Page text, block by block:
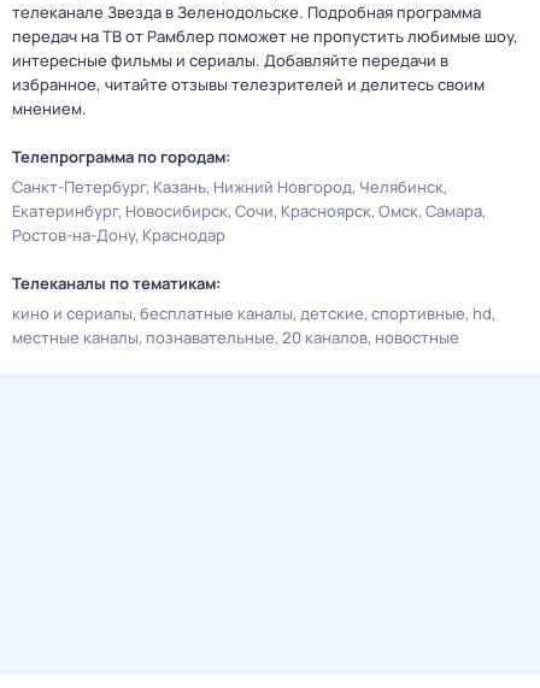
телеканале Звезда в Зеленодольске. Подробная программа
передач на ТВ от Рамблер поможет не пропустить любимые шоу,
интересные фильмы и сериалы. Добавляйте передачи в
избранное, читайте отзывы телезрителей и делитесь своим
мнением.
Телепрограмма по городам:
Санкт-Петербург Казань Нижний Новгород Челябинск
Екатеринбург Новосибирск Сочи Красноярск Омск Самара
Ростов-на-Дону Краснодар
Телеканалы по тематикам:
кино и сериалы бесплатные каналы детские спортивные hd
местные каналы познавательные 20 каналов новостные